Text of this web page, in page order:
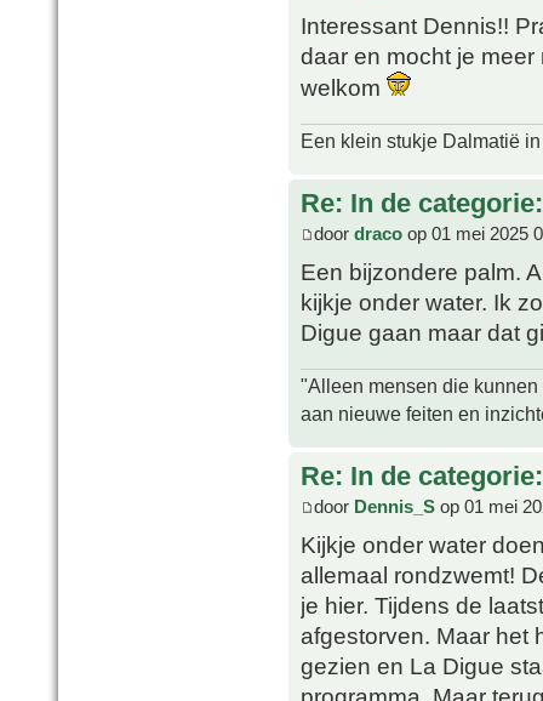
Interessant Dennis!!
daar en mocht je
welkom
Een klein stukje Dalmatië
Re: In de
door draco op 01 mei 2025
Een bijzondere palm.
kijkje onder water. Ik
Digue gaan maar dat
"Alleen mensen die
aan nieuwe feiten en
Re: In de
door Dennis_S op 01 mei
Kijkje onder water
allemaal rondzwemt!
je hier. Tijdens de
afgestorven. Maar het
gezien en La Digue